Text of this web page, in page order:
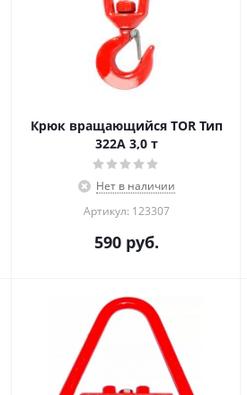
Крюк вращающийся TOR Тип
322А 3,0 т
Нет в наличии
Артикул: 123307
590руб.